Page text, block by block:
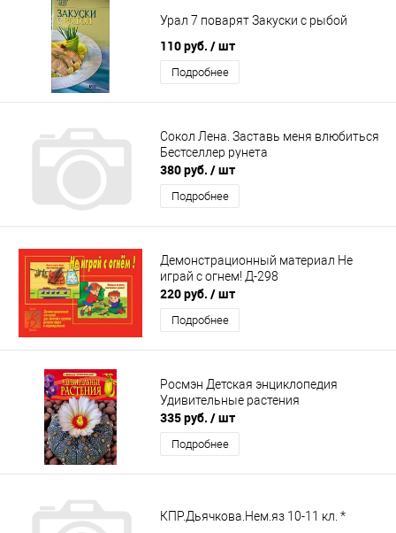
Урал 7 поварят Закуски с рыбой
110 руб. / шт
Подробнее
Сокол Лена. Заставь меня влюбиться
Бестселлер рунета
380 руб. / шт
Подробнее
Демонстрационный материал Не
играй с огнем! Д-298
220 руб. / шт
Подробнее
Росмэн Детская энциклопедия
Удивительные растения
335 руб. / шт
Подробнее
КПР.Дьячкова.Нем.яз 10-11 кл. *